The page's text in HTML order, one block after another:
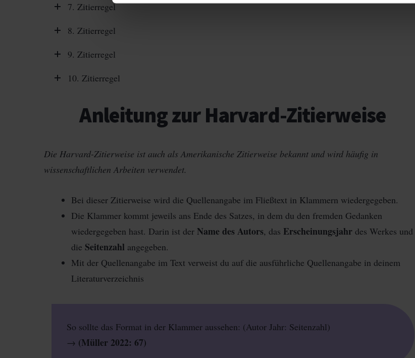
7. Zitierregel
8. Zitierregel
9. Zitierregel
10. Zitierregel
Anleitung zur Harvard-Zitierweise
Die Harvard-Zitierweise ist auch als Amerikanische Zitierweise bekannt und wird häufig in
wissenschaftlichen Arbeiten verwendet.
Bei dieser Zitierweise wird die Quellenangabe im Fließtext in Klammern wiedergegeben.
Die Klammer kommt jeweils ans Ende des Satzes, in dem du den fremden Gedanken
wiedergegeben hast. Darin ist der Name des Autors, das Erscheinungsjahr des Werkes und
die Seitenzahl angegeben.
Mit der Quellenangabe im Text verweist du auf die ausführliche Quellenangabe in deinem
Literaturverzeichnis
So sollte das Format in der Klammer aussehen: (Autor Jahr: Seitenzahl)
→ (Müller 2022: 67)